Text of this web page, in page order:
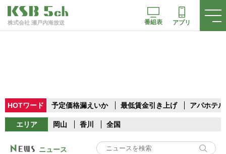
株式会社 瀬戸内海放送 番組表 アプリ
HOTワード 予定価格漏えいか 最低賃金引き上げ アパホテル
エリア 岡山 香川 全国
ニュース